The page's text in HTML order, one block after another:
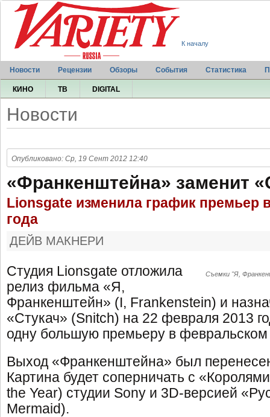
К началу
Новости Рецензии Обзоры События Статистика
КИНО ТВ DIGITAL
Новости
Опубликовано: Ср, 19 Сент 2012 12:40
«Франкенштейна» заменит
Lionsgate изменила график премьер
года
ДЕЙВ МАКНЕРИ
Съемки "Я,
Студия Lionsgate отложила
релиз фильма «Я,
Франкенштейн» (I, Frankenstein) и
«Стукач» (Snitch) на 22 февраля 2013
одну большую премьеру в февральском
Выход «Франкенштейна» был
Картина будет соперничать с
the Year) студии Sony и 3D-версией
Mermaid).